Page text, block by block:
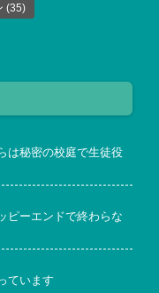
(35)
は秘密の校庭で生徒役
ピーエンドで終わらな
ています